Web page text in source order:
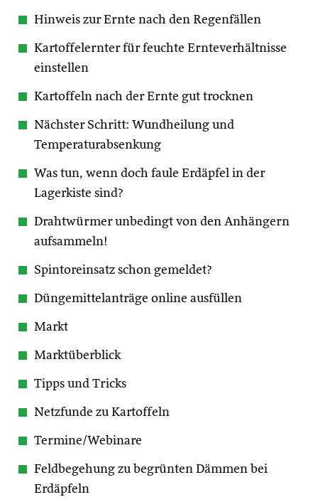
Hinweis zur Ernte nach den Regenfällen
Kartoffelernter für feuchte Ernteverhältnisse
einstellen
Kartoffeln nach der Ernte gut trocknen
Nächster Schritt: Wundheilung und
Temperaturabsenkung
Was tun, wenn doch faule Erdäpfel in der
Lagerkiste sind?
Drahtwürmer unbedingt von den Anhängern
aufsammeln!
Spintoreinsatz schon gemeldet?
Düngemittelanträge online ausfüllen
Markt
Marktüberblick
Tipps und Tricks
Netzfunde zu Kartoffeln
Termine/Webinare
Feldbegehung zu begrünten Dämmen bei
Erdäpfeln